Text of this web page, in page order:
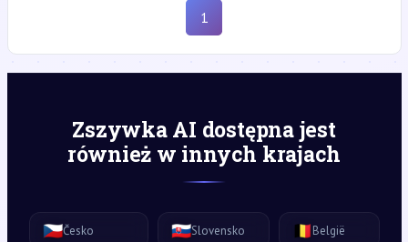
1
Zszywka AI dostępna jest
również w innych krajach
🇨🇿Česko 🇸🇰Slovensko 🇧🇪België